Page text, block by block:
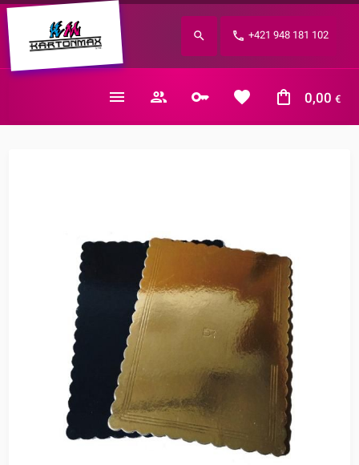
+421 948 181 102
0,00 €
Zabudnuté heslo?
E-mail